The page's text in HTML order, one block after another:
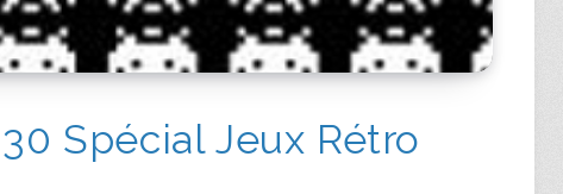
Spécial Jeux Rétro